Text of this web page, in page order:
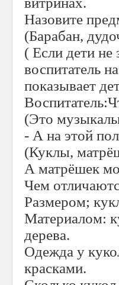
Назовите
(Барабан,
( Если дети
воспитатель
показывает
(Это
- А на этой
(Куклы,
А матрёшек
Чем
Размером;
Материалом:
дерева.
Одежда у
красками.